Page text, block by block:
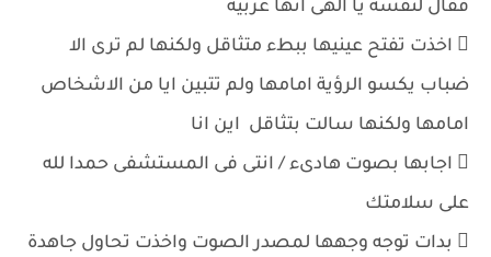
فقال لنفسه يا الهى انها عربية
 اخذت تفتح عينيها ببطء متثاقل ولكنها لم ترى الا
ضباب يكسو الرؤية امامها ولم تتبين ايا من الاشخاص
امامها ولكنها سالت بتثاقل اين انا
 اجابها بصوت هادىء / انتى فى المستشفى حمدا لله
على سلامتك
 بدات توجه وجهها لمصدر الصوت واخذت تحاول جاهدة